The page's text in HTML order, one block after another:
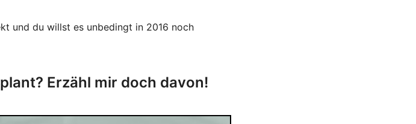
und du willst es unbedingt in 2016 noch
Erzähl mir doch davon!